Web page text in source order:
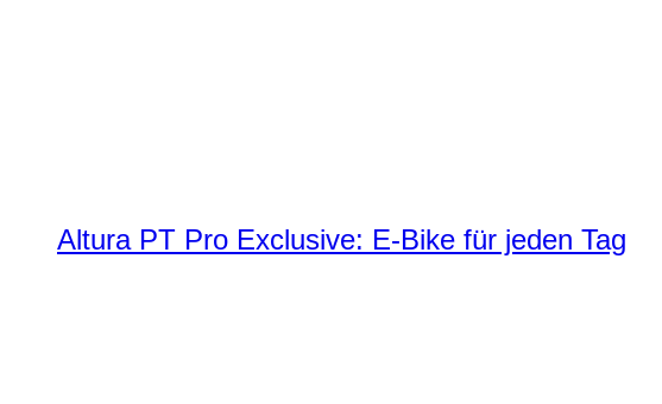
Altura PT Pro Exclusive: E-Bike für jeden Tag